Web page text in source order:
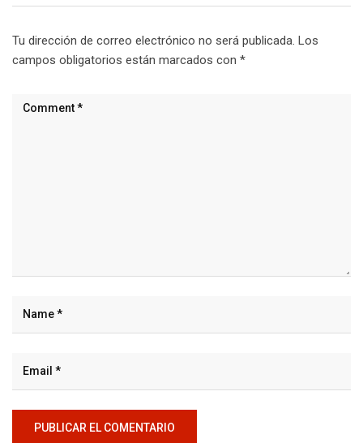
Tu dirección de correo electrónico no será publicada. Los
campos obligatorios están marcados con *